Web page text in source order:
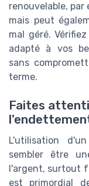
renouvelable, par
mais peut
mal géré.
adapté à vos
sans
terme.
Faites
L'utilisation
sembler être
l'argent, surtout
est primordial